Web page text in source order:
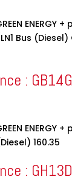
: GB14G
: GH13D